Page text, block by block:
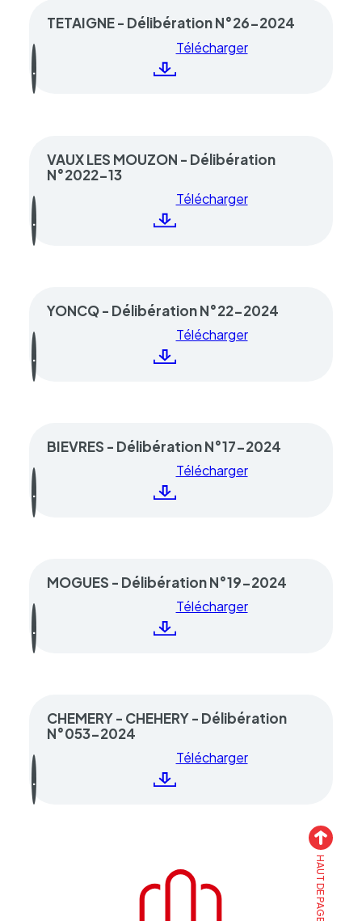
TETAIGNE - Délibération N°26-2024
Télécharger
VAUX LES MOUZON - Délibération
N°2022-13
Télécharger
YONCQ - Délibération N°22-2024
Télécharger
BIEVRES - Délibération N°17-2024
Télécharger
MOGUES - Délibération N°19-2024
Télécharger
CHEMERY - CHEHERY - Délibération
N°053-2024
Télécharger
HAUT DE PAGE